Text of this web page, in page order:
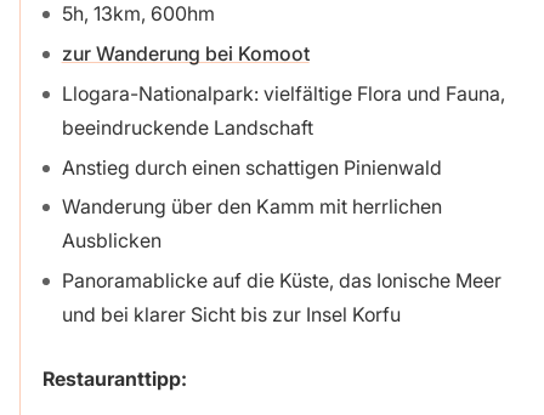
5h, 13km, 600hm
zur Wanderung bei Komoot
Llogara-Nationalpark: vielfältige Flora und Fauna,
beeindruckende Landschaft
Anstieg durch einen schattigen Pinienwald
Wanderung über den Kamm mit herrlichen
Ausblicken
Panoramablicke auf die Küste, das Ionische Meer
und bei klarer Sicht bis zur Insel Korfu
Restauranttipp: